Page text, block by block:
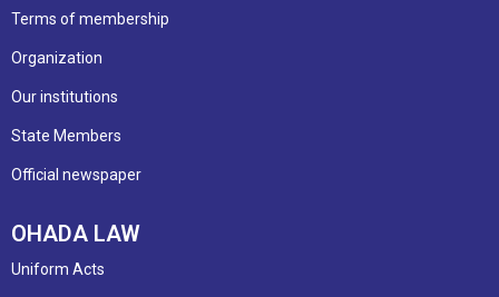
Terms of membership
Organization
Our institutions
State Members
Official newspaper
OHADA LAW
Uniform Acts